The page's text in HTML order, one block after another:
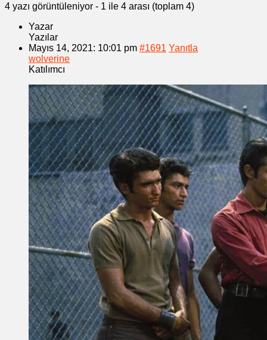
4 yazı görüntüleniyor - 1 ile 4 arası (toplam 4)
Yazar
Yazılar
Mayıs 14, 2021: 10:01 pm #1691 Yanıtla
wolverine
Katılımcı